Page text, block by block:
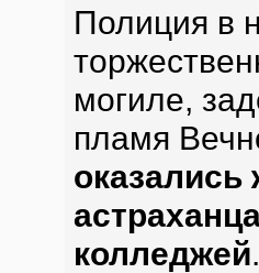
Полиция в
могиле,
пламя
колледжей.